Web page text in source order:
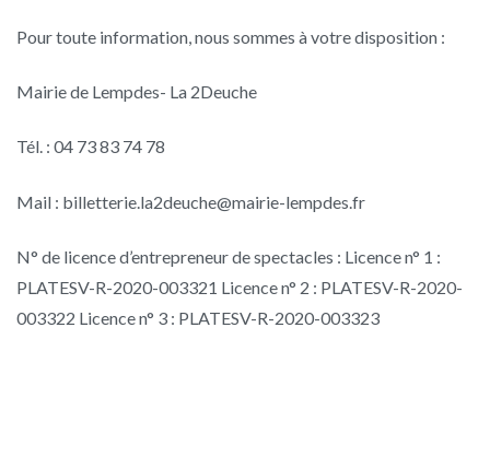
Pour toute information, nous sommes à votre disposition :
Mairie de Lempdes- La 2Deuche
Tél. : 04 73 83 74 78
Mail : billetterie.la2deuche@mairie-lempdes.fr
N° de licence d’entrepreneur de spectacles : Licence n° 1 :
PLATESV-R-2020-003321 Licence n° 2 : PLATESV-R-2020-
003322 Licence n° 3 : PLATESV-R-2020-003323